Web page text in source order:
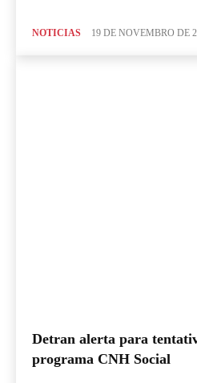
NOTICIAS 19 DE NOVEMBRO DE
Detran alerta para
programa CNH Social